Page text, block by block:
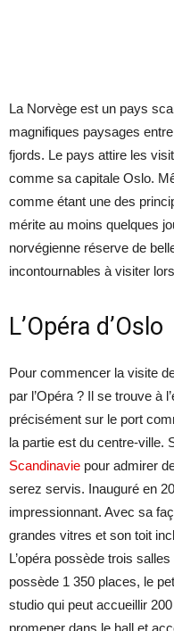
La Norvège est un pays
magnifiques paysages
fjords. Le pays attire les
comme sa capitale Oslo.
comme étant une des
mérite au moins quelques
norvégienne réserve de
incontournables à visiter
L’Opéra d’Oslo
Pour commencer la visite
par l’Opéra ? Il se trouve à
précisément sur le port
la partie est du centre-ville.
Scandinavie pour admirer
serez servis. Inauguré en
impressionnant. Avec sa
grandes vitres et son toit
L’opéra possède trois
possède 1 350 places, le
studio qui peut accueillir
promener dans le hall et